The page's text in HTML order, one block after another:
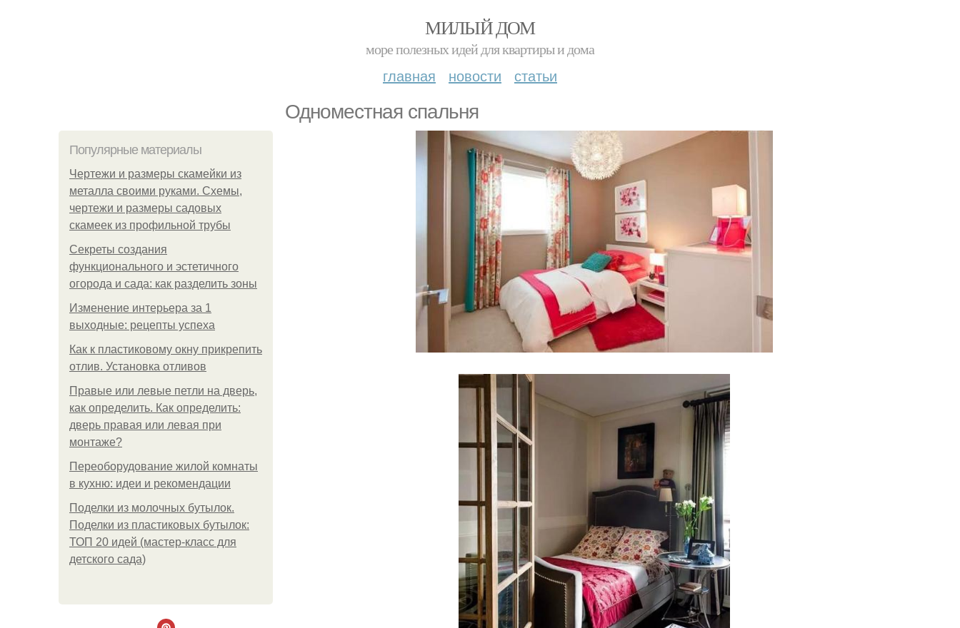
МИЛЫЙ ДОМ
море полезных идей для квартиры и дома
главная новости статьи
Одноместная спальня
Популярные материалы
Чертежи и размеры скамейки из
металла своими руками. Схемы,
чертежи и размеры садовых
скамеек из профильной трубы
Секреты создания
функционального и эстетичного
огорода и сада: как разделить зоны
Изменение интерьера за 1
выходные: рецепты успеха
Как к пластиковому окну прикрепить
отлив. Установка отливов
Правые или левые петли на дверь,
как определить. Как определить:
дверь правая или левая при
монтаже?
Переоборудование жилой комнаты
в кухню: идеи и рекомендации
Поделки из молочных бутылок.
Поделки из пластиковых бутылок:
ТОП 20 идей (мастер-класс для
детского сада)